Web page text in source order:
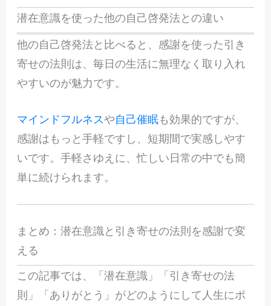
潜在意識を使った他の自己啓発法との違い
他の自己啓発法と比べると、感謝を使った引き
寄せの法則は、毎日の生活に無理なく取り入れ
やすいのが魅力です。
マインドフルネスや自己催眠も効果的ですが、
感謝はもっと手軽ですし、短期間で実感しやす
いです。手軽さゆえに、忙しい日常の中でも簡
単に続けられます。
まとめ：潜在意識と引き寄せの法則を感謝で変
える
この記事では、「潜在意識」「引き寄せの法
則」「ありがとう」がどのようにして人生にポ